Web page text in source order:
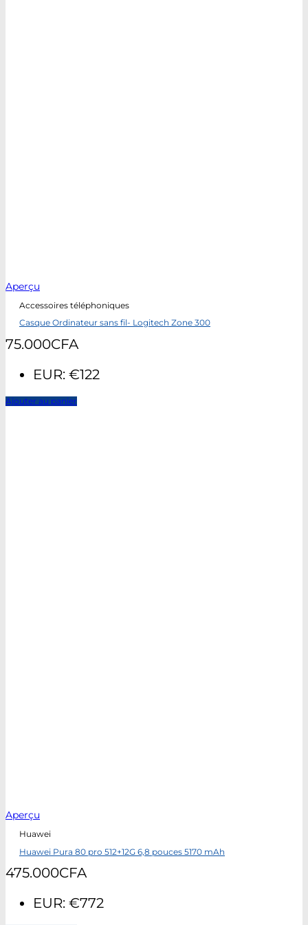
Aperçu
Accessoires téléphoniques
Casque Ordinateur sans fil- Logitech Zone 300
75.000CFA
EUR: €122
Ajouter au panier
Aperçu
Huawei
Huawei Pura 80 pro 512+12G 6,8 pouces 5170 mAh
475.000CFA
EUR: €772